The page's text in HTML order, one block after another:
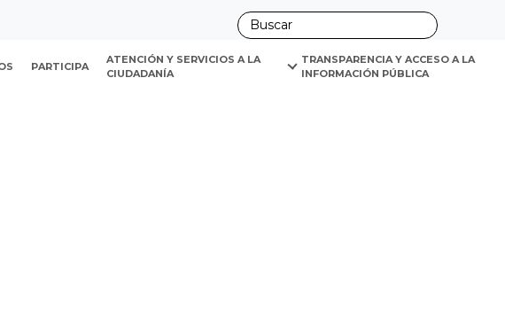
Urbano
PARTICIPA
ATENCIÓN Y SERVICIOS A LA
CIUDADANÍA
TRANSPARENCIA Y ACCESO A LA
INFORMACIÓN PÚBLICA